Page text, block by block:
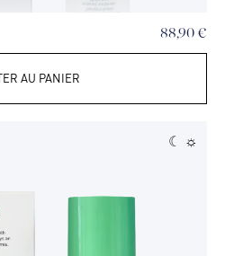
88,90€
AU PANIER
☾ ☼